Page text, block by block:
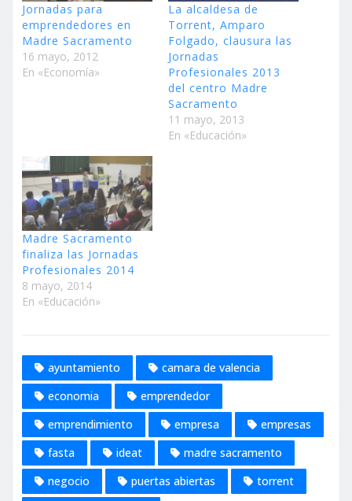
Jornadas para
emprendedores en
Madre Sacramento
16 mayo, 2012
En «Economía»
La alcaldesa de
Torrent, Amparo
Folgado, clausura las
Jornadas
Profesionales 2013
del centro Madre
Sacramento
11 mayo, 2013
En «Educación»
Madre Sacramento
finaliza las Jornadas
Profesionales 2014
8 mayo, 2014
En «Educación»
ayuntamiento
camara de valencia
economia
emprendedor
emprendimiento
empresa
empresas
fasta
ideat
madre sacramento
negocio
puertas abiertas
torrent